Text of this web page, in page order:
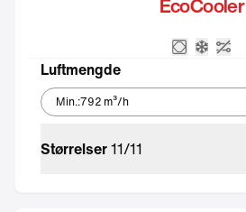
Luftmengde
Min.:792 m³/h
Størrelser11/11